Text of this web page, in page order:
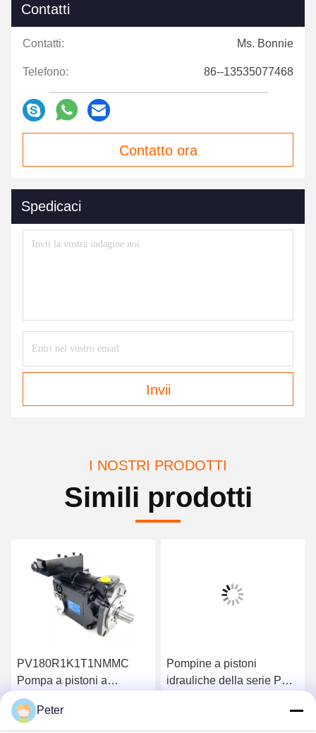
Contatti
Contatti: Ms. Bonnie
Telefono: 86--13535077468
Contatto ora
Spedicaci
Invii
I NOSTRI PRODOTTI
Simili prodotti
PV180R1K1T1NMMC
Pompa a pistoni a
spostamento variabile
PV032 PV80 PV092
Ottenga il migliore prezzo
Pompine a pistoni
idrauliche della serie PV
Peter